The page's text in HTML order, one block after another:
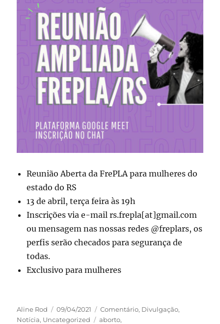
Reunião Aberta da FrePLA para mulheres do
estado do RS
13 de abril, terça feira às 19h
Inscrições via e-mail rs.frepla[at]gmail.com
ou mensagem nas nossas redes @freplars, os
perfis serão checados para segurança de
todas.
Exclusivo para mulheres
Autor
Aline Rod
Publicado
em
09/04/2021 Categorias
Comentário, Divulgação,
Notícia, Uncategorized Tags
aborto,